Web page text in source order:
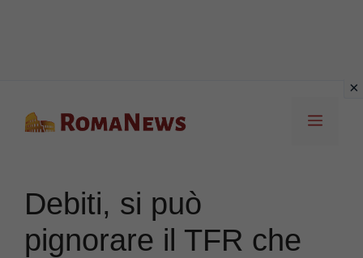
Menu
Debiti, si può
pignorare il TFR che